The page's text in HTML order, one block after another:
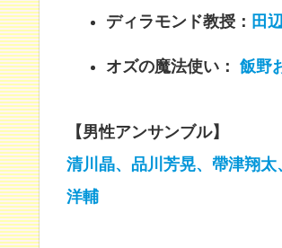
ディラモンド教授： 田
オズの魔法使い： 飯野
【男性アンサンブル】
清川晶、品川芳晃、帶津翔
洋輔